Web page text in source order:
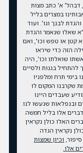
דבהל' א' כתב מצות
במצרים בליל
לבנך וגו'. ועוד
שאלו שנאמר והגדת
קטן או טפש וכו', ואם
הזה כדי שיראו
שואלתו וכו', היה
בגנות ולסיים
תרח ומלפניו
שקרבנו המקום לו
שעבדים היינו
ובנפלאות שנעשו לנו.
אלו בליל חמשה
האלו כולן נקראין
נקראין הגדה
וכיון שמצות
אלו.